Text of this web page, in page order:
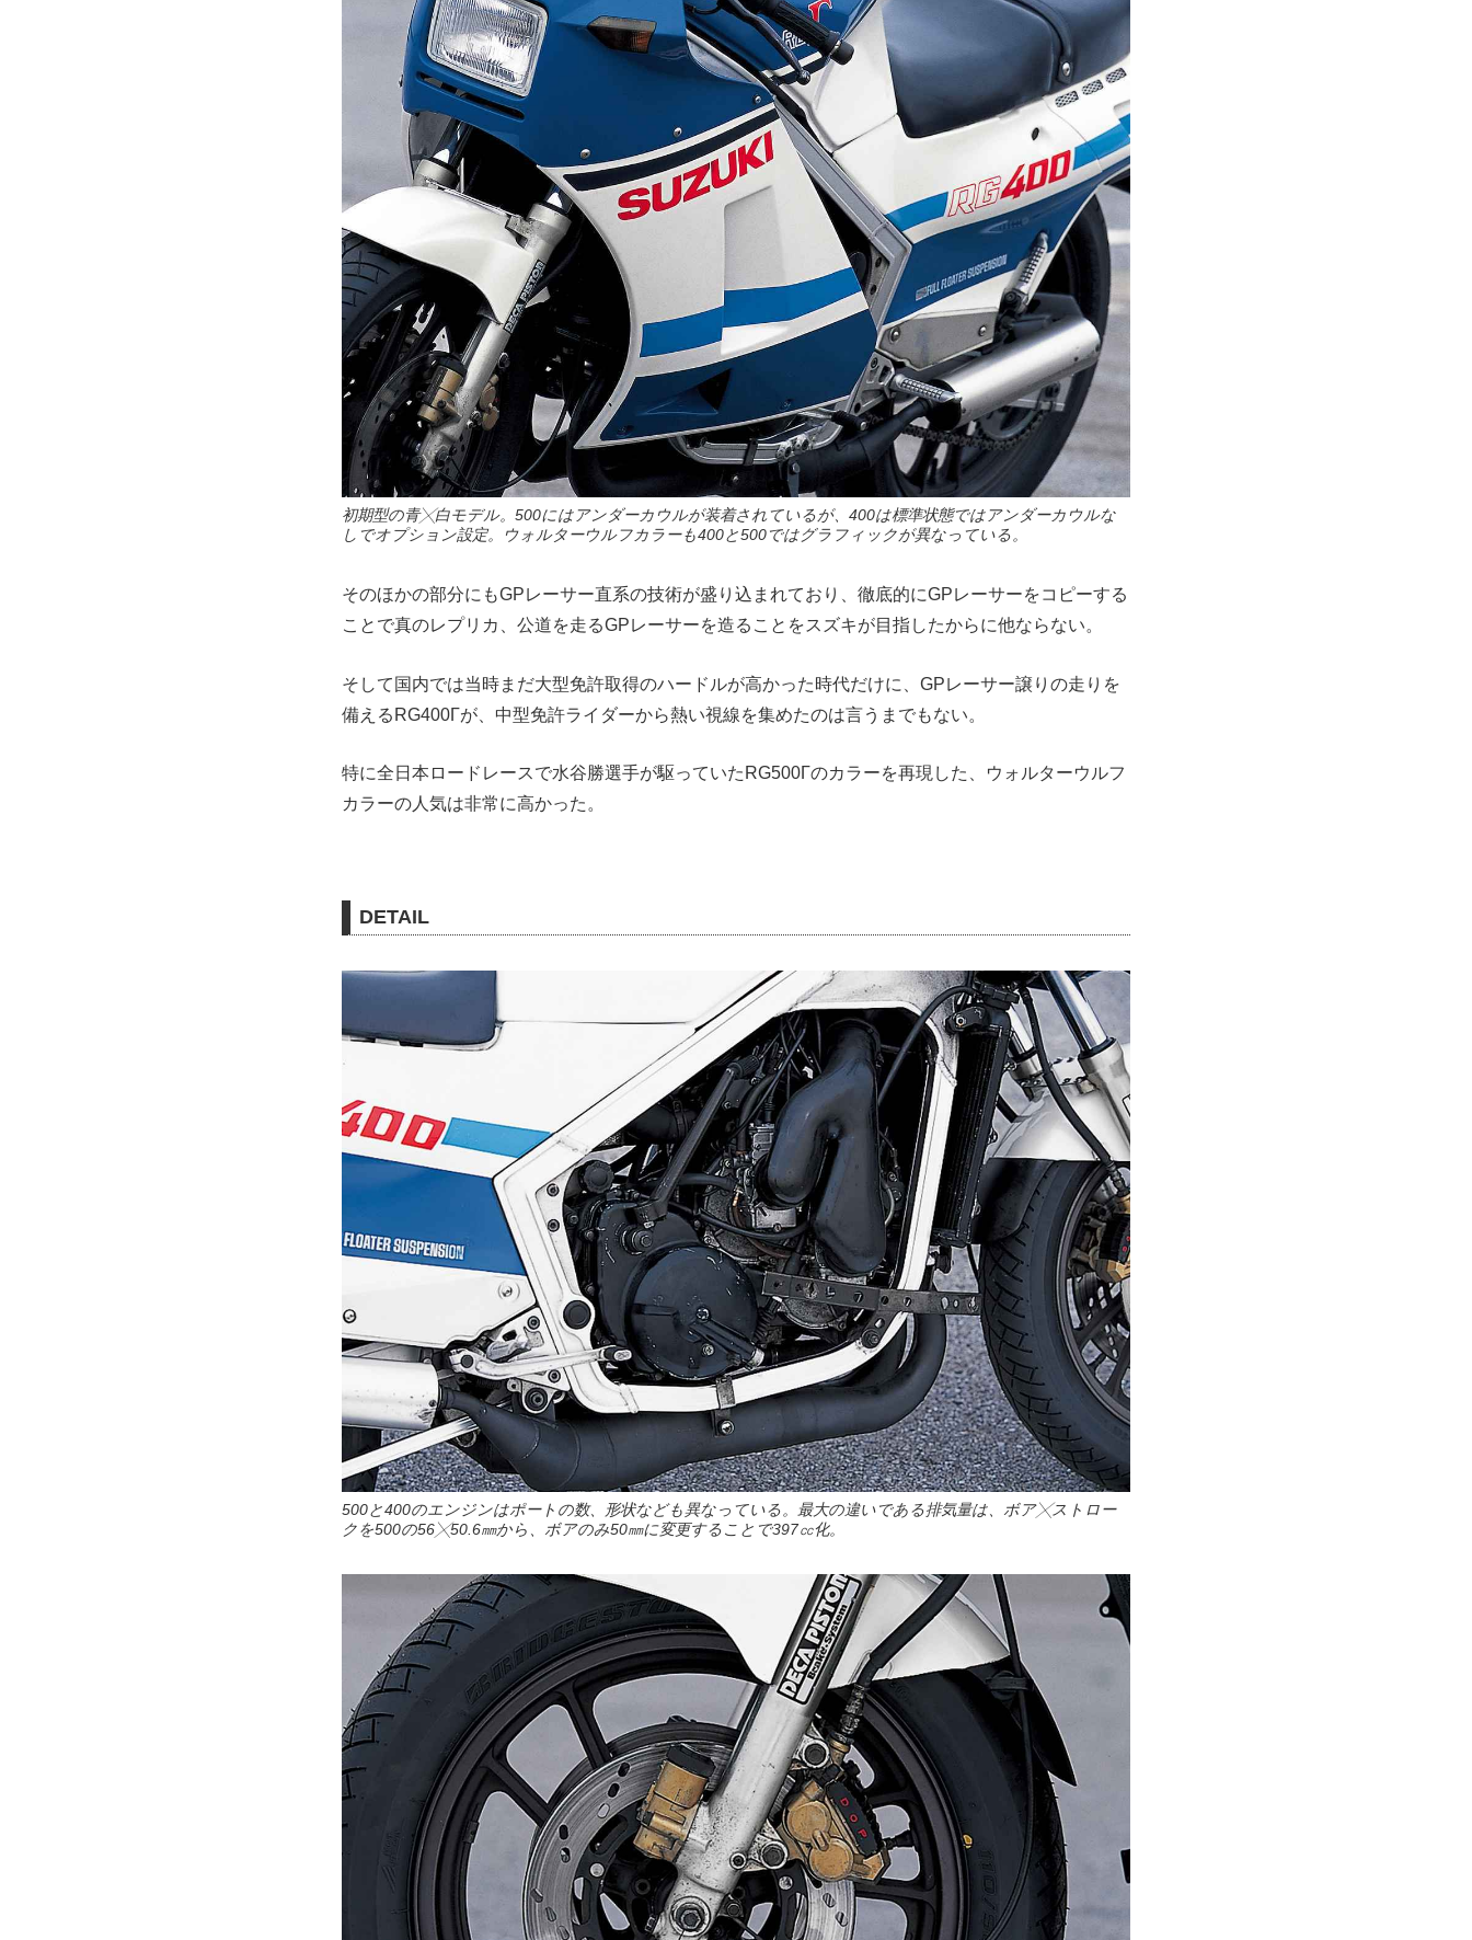
初期型の青╳白モデル。500にはアンダーカウルが装着されているが、400は標準状態ではアンダーカウルな
しでオプション設定。ウォルターウルフカラーも400と500ではグラフィックが異なっている。
そのほかの部分にもGPレーサー直系の技術が盛り込まれており、徹底的にGPレーサーをコピーする
ことで真のレプリカ、公道を走るGPレーサーを造ることをスズキが目指したからに他ならない。
そして国内では当時まだ大型免許取得のハードルが高かった時代だけに、GPレーサー譲りの走りを
備えるRG400Γが、中型免許ライダーから熱い視線を集めたのは言うまでもない。
特に全日本ロードレースで水谷勝選手が駆っていたRG500Γのカラーを再現した、ウォルターウルフ
カラーの人気は非常に高かった。
DETAIL
500と400のエンジンはポートの数、形状なども異なっている。最大の違いである排気量は、ボア╳ストロー
クを500の56╳50.6㎜から、ボアのみ50㎜に変更することで397㏄化。